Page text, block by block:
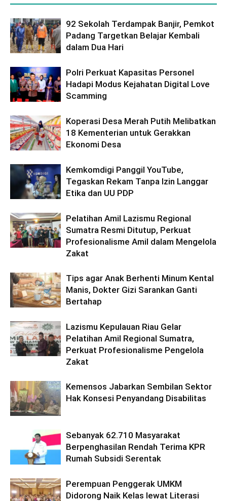
92 Sekolah Terdampak Banjir, Pemkot
Padang Targetkan Belajar Kembali
dalam Dua Hari
Polri Perkuat Kapasitas Personel
Hadapi Modus Kejahatan Digital Love
Scamming
Koperasi Desa Merah Putih Melibatkan
18 Kementerian untuk Gerakkan
Ekonomi Desa
Kemkomdigi Panggil YouTube,
Tegaskan Rekam Tanpa Izin Langgar
Etika dan UU PDP
Pelatihan Amil Lazismu Regional
Sumatra Resmi Ditutup, Perkuat
Profesionalisme Amil dalam Mengelola
Zakat
Tips agar Anak Berhenti Minum Kental
Manis, Dokter Gizi Sarankan Ganti
Bertahap
Lazismu Kepulauan Riau Gelar
Pelatihan Amil Regional Sumatra,
Perkuat Profesionalisme Pengelola
Zakat
Kemensos Jabarkan Sembilan Sektor
Hak Konsesi Penyandang Disabilitas
Sebanyak 62.710 Masyarakat
Berpenghasilan Rendah Terima KPR
Rumah Subsidi Serentak
Perempuan Penggerak UMKM
Didorong Naik Kelas lewat Literasi